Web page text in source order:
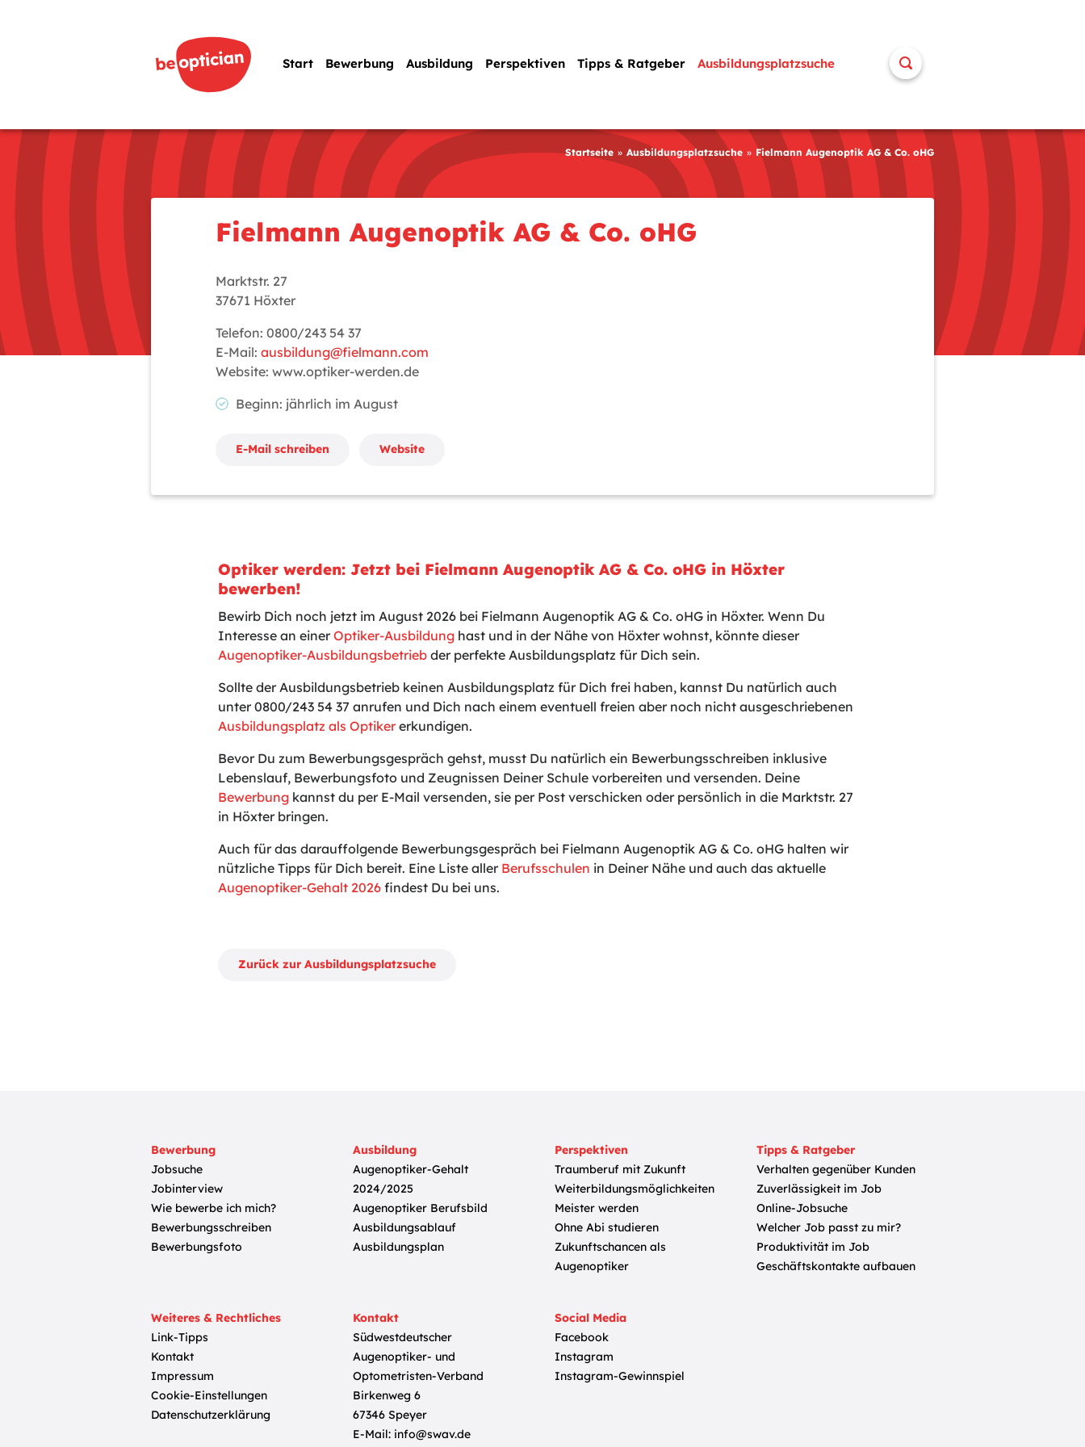
Start Bewerbung Ausbildung Perspektiven Tipps & Ratgeber Ausbildungsplatzsuche
Startseite Ausbildungsplatzsuche Fielmann Augenoptik AG & Co. oHG
Fielmann Augenoptik AG & Co. oHG
Marktstr. 27
37671 Höxter
Telefon: 0800/243 54 37
E-Mail: ausbildung@fielmann.com
Website: www.optiker-werden.de
Beginn: jährlich im August
E-Mail schreiben Website
Optiker werden: Jetzt bei Fielmann Augenoptik AG & Co. oHG in Höxter
bewerben!
Bewirb Dich noch jetzt im August 2026 bei Fielmann Augenoptik AG & Co. oHG in Höxter. Wenn Du
Interesse an einerOptiker-Ausbildung hast und in der Nähe von Höxter wohnst, könnte dieser
Augenoptiker-Ausbildungsbetrieb der perfekte Ausbildungsplatz für Dich sein.
Sollte der Ausbildungsbetrieb keinen Ausbildungsplatz für Dich frei haben, kannst Du natürlich auch
unter 0800/243 54 37 anrufen und Dich nach einem eventuell freien aber noch nicht ausgeschriebenen
Ausbildungsplatz als Optiker erkundigen.
Bevor Du zum Bewerbungsgespräch gehst, musst Du natürlich ein Bewerbungsschreiben inklusive
Lebenslauf, Bewerbungsfoto und Zeugnissen Deiner Schule vorbereiten und versenden. Deine
Bewerbung kannst du per E-Mail versenden, sie per Post verschicken oder persönlich in die Marktstr. 27
in Höxter bringen.
Auch für das darauffolgende Bewerbungsgespräch bei Fielmann Augenoptik AG & Co. oHG halten wir
nützliche Tipps für Dich bereit. Eine Liste aller Berufsschulen in Deiner Nähe und auch das aktuelle
Augenoptiker-Gehalt 2026 findest Du bei uns.
Zurück zur Ausbildungsplatzsuche
Bewerbung
Jobsuche
Jobinterview
Wie bewerbe ich mich?
Bewerbungsschreiben
Bewerbungsfoto
Ausbildung
Augenoptiker-Gehalt
2024/2025
Augenoptiker Berufsbild
Ausbildungsablauf
Ausbildungsplan
Perspektiven
Traumberuf mit Zukunft
Weiterbildungsmöglichkeiten
Meister werden
Ohne Abi studieren
Zukunftschancen als
Augenoptiker
Tipps & Ratgeber
Verhalten gegenüber Kunden
Zuverlässigkeit im Job
Online-Jobsuche
Welcher Job passt zu mir?
Produktivität im Job
Geschäftskontakte aufbauen
Weiteres & Rechtliches
Link-Tipps
Kontakt
Impressum
Cookie-Einstellungen
Datenschutzerklärung
Kontakt
Südwestdeutscher
Augenoptiker- und
Optometristen-Verband
Birkenweg 6
67346 Speyer
E-Mail: info@swav.de
Social Media
Facebook
Instagram
Instagram-Gewinnspiel